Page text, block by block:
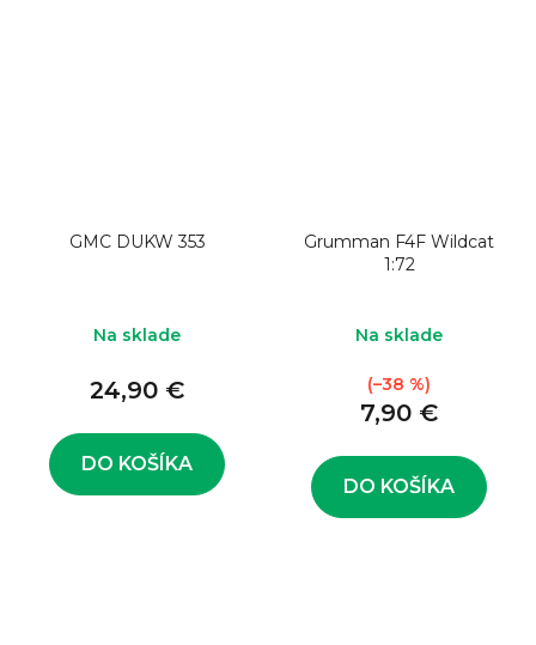
GMC DUKW 353
Na sklade
24,90 €
DO KOŠÍKA
Grumman F4F Wildcat
1:72
Na sklade
7,90 €
(–38 %)
DO KOŠÍKA